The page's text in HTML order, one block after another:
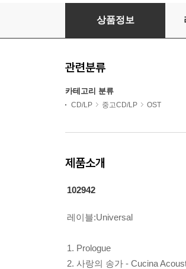
O.S.T. - 접속 (미개봉)
상품정보
관련분류
카테고리 분류
CD/LP 중고CD/LP OST
제품소개
102942
레이블:Universal
1. Prologue
2. 사랑의 송가 - Cucina